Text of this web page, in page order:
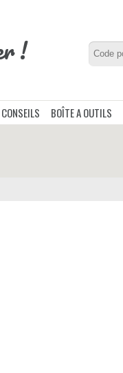
!
CONSEILS BOÎTE A OUTILS